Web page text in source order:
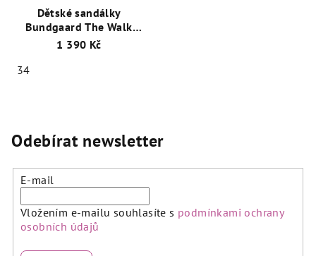
Dětské sandálky
Bundgaard The Walk
Summer II BG202166DG-1 390 Kč
34
Odebírat newsletter
E-mail
Vložením e-mailu souhlasíte s podmínkami ochrany
osobních údajů